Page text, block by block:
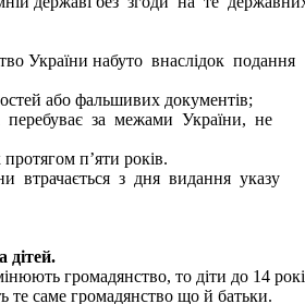
України набуто внаслідок подання
або фальшивих документів;
за межами України, не
п’яти років.
втрачається з дня видання указу
дітей.
громадянство, то діти до 14
те саме громадянство що й батьки.